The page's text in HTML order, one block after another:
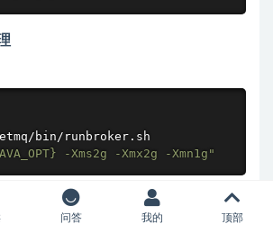
bin/runbroker.sh
-Xms2g -Xmx2g -Xmn1g"
问答 我的 顶部